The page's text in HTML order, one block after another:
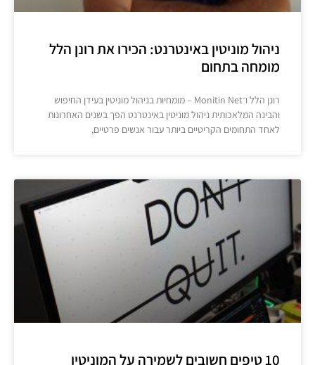
ניהול מוניטין באינטרנט: הכירו את רונן הלל
מומחה בתחום
רונן הלל ו־Monitin Net – מומחיות בניהול מוניטין בעידן החיפוש
והבינה המלאכותית ניהול מוניטין באינטרנט הפך בשנים האחרונות
לאחד התחומים הקריטיים ביותר עבור אנשים פרטיים,
10 טיפים חשובים לשמירה על המוניטין